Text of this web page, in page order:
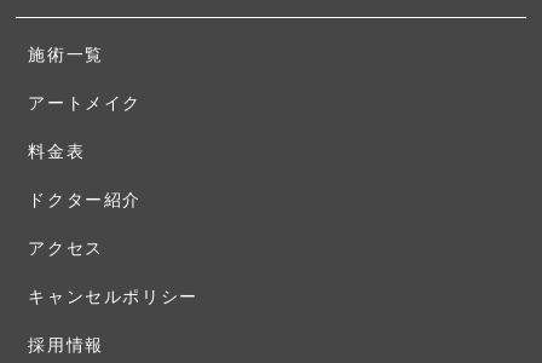
施術一覧
アートメイク
料金表
ドクター紹介
アクセス
キャンセルポリシー
採用情報